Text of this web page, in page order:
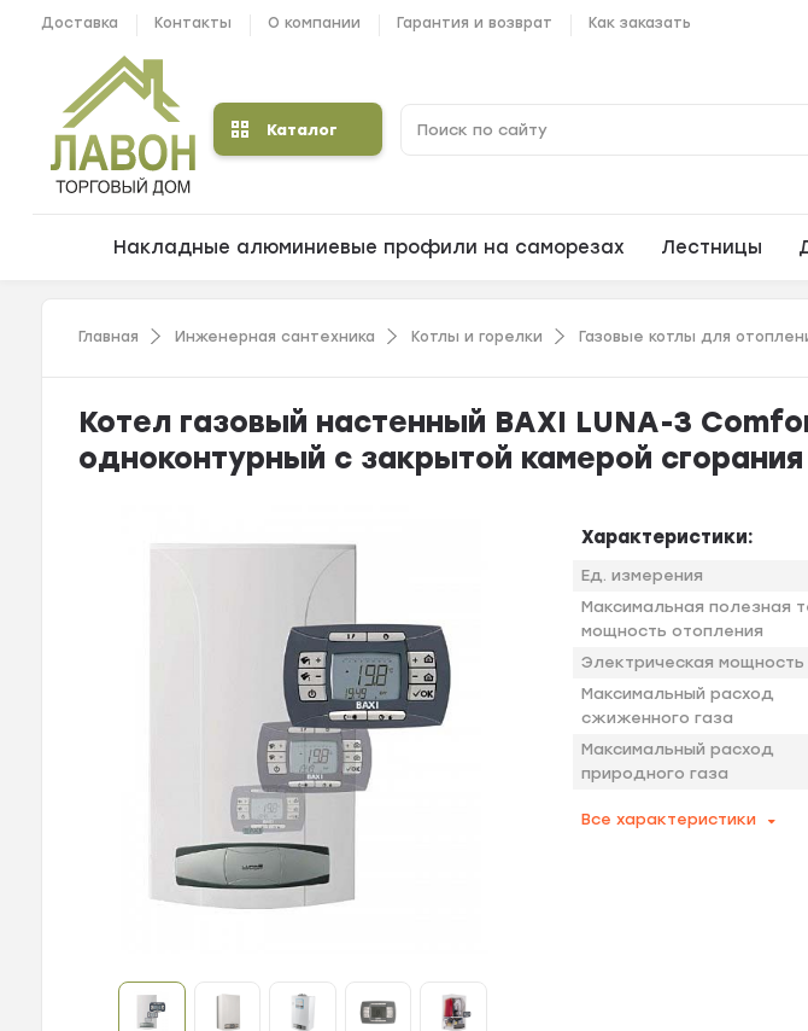
Доставка Контакты О компании Гарантия и возврат Как заказать
Каталог
Накладные алюминиевые профили на саморезах Лестницы
Главная Инженерная сантехника Котлы и горелки Газовые котлы для
Котел газовый настенный BAXI LUNA-3
одноконтурный с закрытой камерой сгорания
Характеристики:
Ед. измерения
Максимальная полезная
мощность отопления
Электрическая мощность
Максимальный расход
сжиженного газа
Максимальный расход
природного газа
Все характеристики